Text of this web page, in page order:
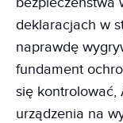
deklaracjach w
naprawdę
fundament
się kontrolować,
urządzenia na